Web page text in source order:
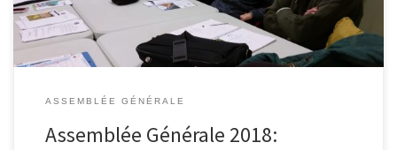
ASSEMBLÉE GÉNÉRALE
Assemblée Générale 2018: